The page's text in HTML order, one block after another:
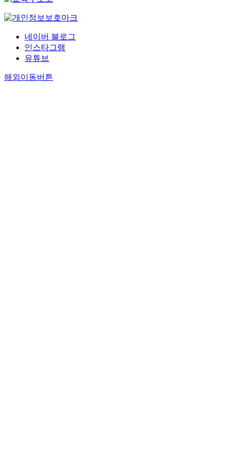
네이버 블로그
인스타그램
유튜브
해외이동버튼